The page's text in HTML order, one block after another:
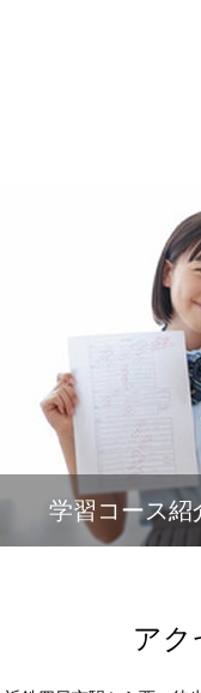
学習コース紹
アク